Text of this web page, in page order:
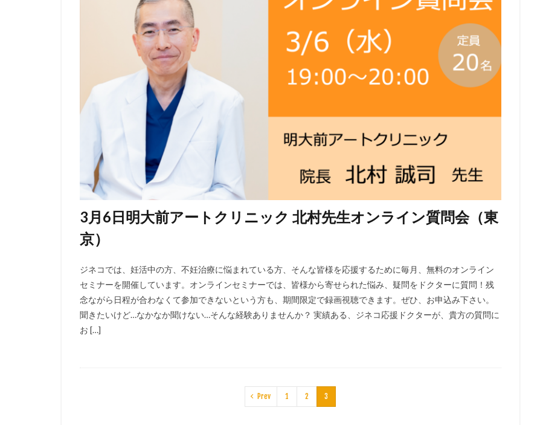
3月6日明大前アートクリニック 北村先生オンライン質問会（東
京）
ジネコでは、妊活中の方、不妊治療に悩まれている方、そんな皆様を応援するために毎月、無料のオンライン
セミナーを開催しています。オンラインセミナーでは、皆様から寄せられた悩み、疑問をドクターに質問！残
念ながら日程が合わなくて参加できないという方も、期間限定で録画視聴できます。ぜひ、お申込み下さい。
聞きたいけど…なかなか聞けない…そんな経験ありませんか？ 実績ある、ジネコ応援ドクターが、貴方の質問に
お […]
Prev 1 2 3